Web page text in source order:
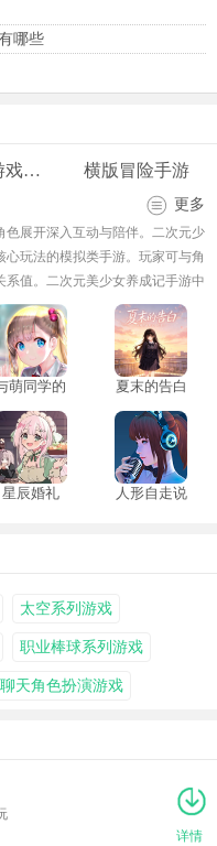
哪些
角色养成游戏推荐
横版冒险手游
更多
展开深入互动与陪伴。二次元少
玩法的模拟类手游。玩家可与角
值。二次元美少女养成记手游中
长空间！
萌同学的
卓版
夏末的告白
星辰婚礼
人形自走说
太空系列游戏
职业棒球系列游戏
天角色扮演游戏
详情